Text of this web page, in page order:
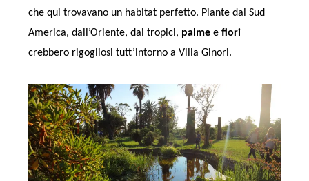
che qui trovavano un habitat perfetto. Piante dal Sud
America, dall’Oriente, dai tropici, palmee fiori
crebbero rigogliosi tutt’intorno a Villa Ginori.